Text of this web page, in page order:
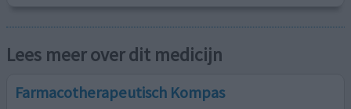
Lees meer over dit medicijn
Farmacotherapeutisch Kompas